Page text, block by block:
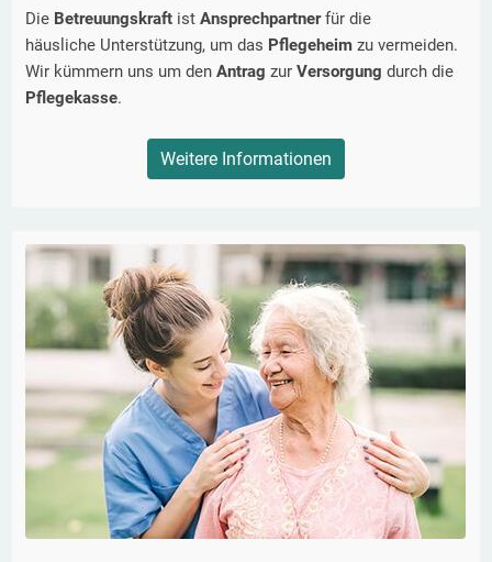
Die Betreuungskraft ist Ansprechpartnerfür die
häusliche Unterstützung, um das Pflegeheim zu vermeiden.
Wir kümmern uns um den Antrag zur Versorgung durch die
Pflegekasse.
Weitere Informationen